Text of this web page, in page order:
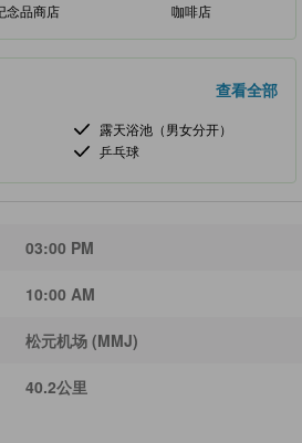
念品商店 咖啡店
查看全部
露天浴池（男女分开）
乒乓球
03:00 PM
10:00 AM
松元机场 (MMJ)
40.2公里